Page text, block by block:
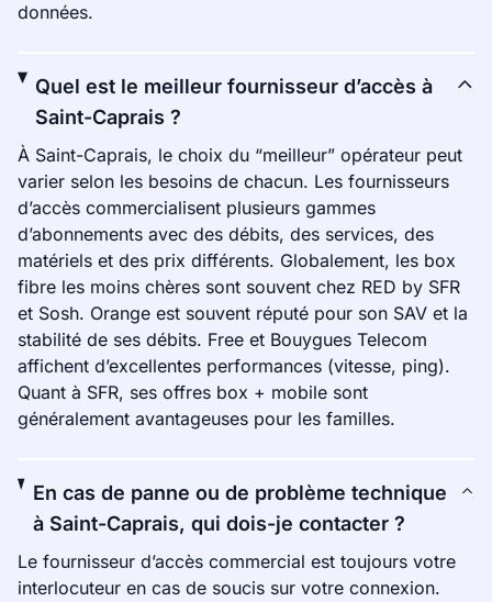
données.
Quel est le meilleur fournisseur d’accès à
Saint-Caprais ?
À Saint-Caprais, le choix du “meilleur” opérateur peut
varier selon les besoins de chacun. Les fournisseurs
d’accès commercialisent plusieurs gammes
d’abonnements avec des débits, des services, des
matériels et des prix différents. Globalement, les box
fibre les moins chères sont souvent chez RED by SFR
et Sosh. Orange est souvent réputé pour son SAV et la
stabilité de ses débits. Free et Bouygues Telecom
affichent d’excellentes performances (vitesse, ping).
Quant à SFR, ses offres box + mobile sont
généralement avantageuses pour les familles.
En cas de panne ou de problème technique
à Saint-Caprais, qui dois-je contacter ?
Le fournisseur d’accès commercial est toujours votre
interlocuteur en cas de soucis sur votre connexion.